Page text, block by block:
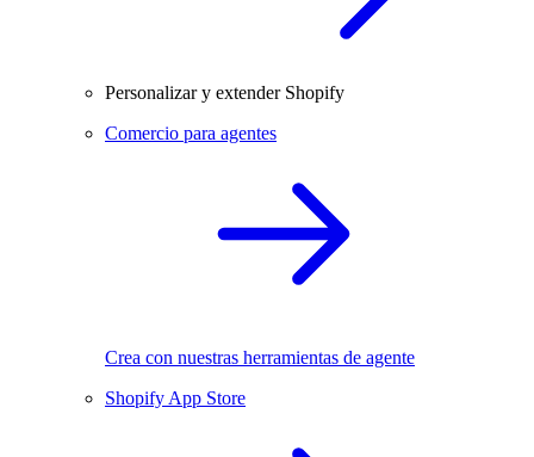
Personalizar y extender Shopify
Comercio para agentes
Crea con nuestras herramientas de agente
Shopify App Store